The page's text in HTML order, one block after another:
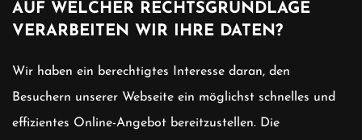
AUF WELCHER RECHTSGRUNDLAGE
VERARBEITEN WIR IHRE DATEN?
Wir haben ein berechtigtes Interesse daran, den
Besuchern unserer Webseite ein möglichst schnelles und
effizientes Online-Angebot bereitzustellen. Die